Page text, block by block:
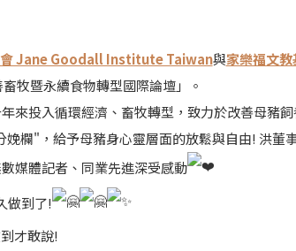
會 Jane Goodall Institute Taiwan與家樂福文教
牧暨永續食物轉型國際論壇」。
來投入循環經濟、畜牧轉型，致力於改善母豬
欄"，給予母豬身心靈層面的放鬆與自由! 洪董
媒體記者、同業先進深受感動
做到了!
才敢說!